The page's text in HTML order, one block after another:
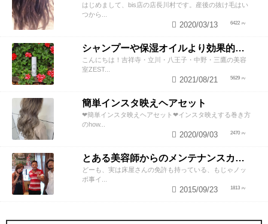
はじめまして、bis店の店長川村です。産後の抜け毛はい
つから...
6422
2020/03/13
シャンプーや保湿オイルより効果的！？美容師が教える頭皮の臭い＆乾燥ケアとは
こんにちは！吉祥寺・立川・八王子・中野・三鷹の美容
室ZEST...
5629
2021/08/21
簡単インスタ映えヘアセット
❤︎簡単インスタ映えヘアセット❤︎インスタ映えする巻き方
のhow...
2470
2020/09/03
とある美容師からのメンテナンスカットのススメ
どーも、実は床屋さんの免許も持っている、もじゃノッ
ポ事イ...
1813
2015/09/23